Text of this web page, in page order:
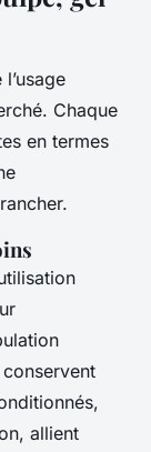
Chaque
en termes
allient